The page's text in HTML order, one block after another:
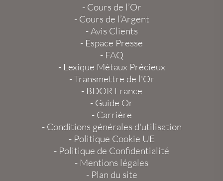
- Cours de l’Or
- Cours de l’Argent
-Avis Clients
- Espace Presse
- FAQ
- Lexique Métaux Précieux
-Transmettre de l'Or
- BDOR France
- Guide Or
- Carrière
- Conditions générales d'utilisation
- Politique Cookie UE
- Politique de Confidentialité
- Mentions légales
- Plan du site